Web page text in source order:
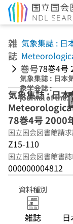
雑
誌
気象集誌 :
巻号78巻4号
気象集誌 : 日本
象学会誌 :
journal of the
Meteorological
Society of
78巻4号 2000年
月
気象集誌 : 日
78巻4号 2000
国立国会図書館請
Z15-110
国立国会図書館書
000000004812
資料種別
雑誌